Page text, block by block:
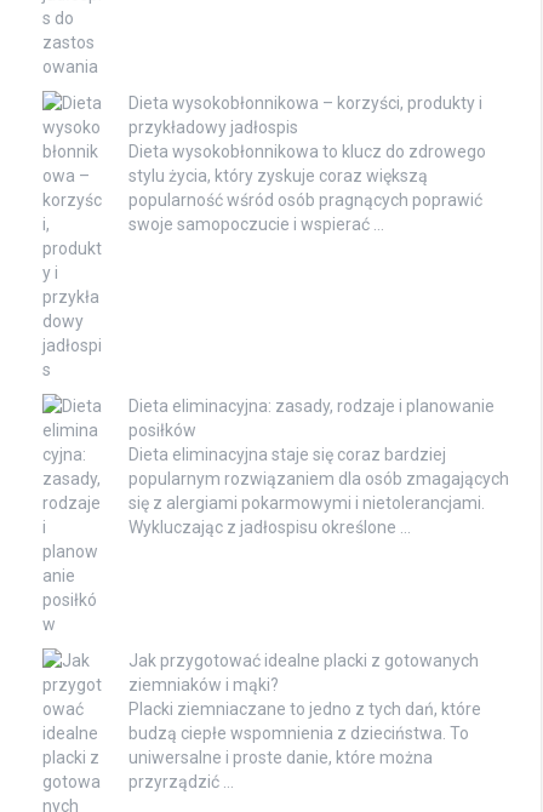
Dieta wysokobłonnikowa – korzyści, produkty i
przykładowy jadłospis
Dieta wysokobłonnikowa to klucz do zdrowego
stylu życia, który zyskuje coraz większą
popularność wśród osób pragnących poprawić
swoje samopoczucie i wspierać …
Dieta eliminacyjna: zasady, rodzaje i planowanie
posiłków
Dieta eliminacyjna staje się coraz bardziej
popularnym rozwiązaniem dla osób zmagających
się z alergiami pokarmowymi i nietolerancjami.
Wykluczając z jadłospisu określone …
Jak przygotować idealne placki z gotowanych
ziemniaków i mąki?
Placki ziemniaczane to jedno z tych dań, które
budzą ciepłe wspomnienia z dzieciństwa. To
uniwersalne i proste danie, które można
przyrządzić …